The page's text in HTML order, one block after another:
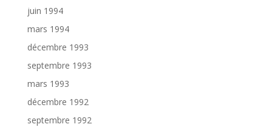
juin 1994
mars 1994
décembre 1993
septembre 1993
mars 1993
décembre 1992
septembre 1992